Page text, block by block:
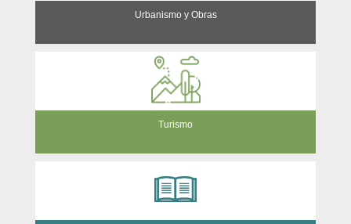
Urbanismo y Obras
Turismo